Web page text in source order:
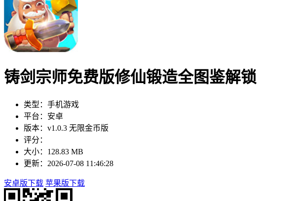
铸剑宗师免费版修仙锻造全图鉴解锁
类型：手机游戏
平台：安卓
版本：v1.0.3 无限金币版
评分：
大小：128.83 MB
更新：2026-07-08 11:46:28
安卓版下载 苹果版下载